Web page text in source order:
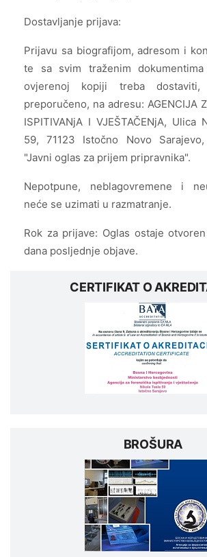
Dostavljanje prijava:
Prijavu sa biografijom, adresom i
te sa svim traženim
ovjerenoj kopiji treba
preporučeno, na adresu: AGENCIJA
ISPITIVANjA I VJEŠTAČENjA, Ulica
59, 71123 Istočno Novo
"Javni oglas za prijem pripravnika".
Nepotpune, neblagovremene i
neće se uzimati u razmatranje.
Rok za prijave: Oglas ostaje
dana posljednje objave.
CERTIFIKAT O
BROŠURA